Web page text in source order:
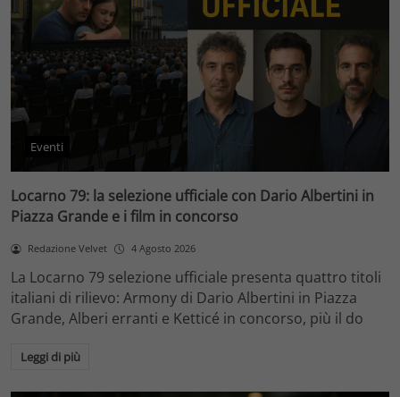
Eventi
Locarno 79: la selezione ufficiale con Dario Albertini in
Piazza Grande e i film in concorso
Redazione Velvet 4 Agosto 2026
La Locarno 79 selezione ufficiale presenta quattro titoli
italiani di rilievo: Armony di Dario Albertini in Piazza
Grande, Alberi erranti e Ketticé in concorso, più il do
Leggi di più